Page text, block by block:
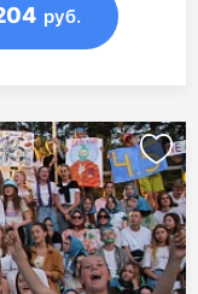
руб.